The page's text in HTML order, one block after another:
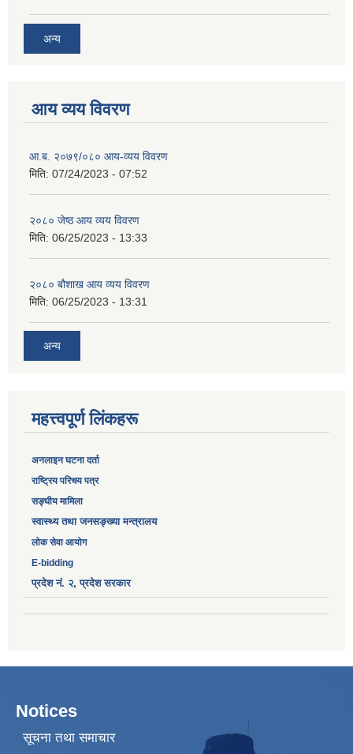
अन्य
आय व्यय विवरण
आ.ब. २०७९/०८० आय-व्यय विवरण
मिति: 07/24/2023 - 07:52
२०८० जेष्ठ आय व्यय विवरण
मिति: 06/25/2023 - 13:33
२०८० बौशाख आय व्यय विवरण
मिति: 06/25/2023 - 13:31
अन्य
महत्त्वपूर्ण लिंकहरू
अनलाइन घटना दर्ता
‎राष्ट्रिय परिचय पत्र
सङ्‍घीय मामिला
स्वास्थ्य तथा जनसङ्ख्या मन्त्रालय
लोक सेवा आयोग
E-bidding
प्रदेश नं. २, प्रदेश सरकार
Notices
सूचना तथा समाचार